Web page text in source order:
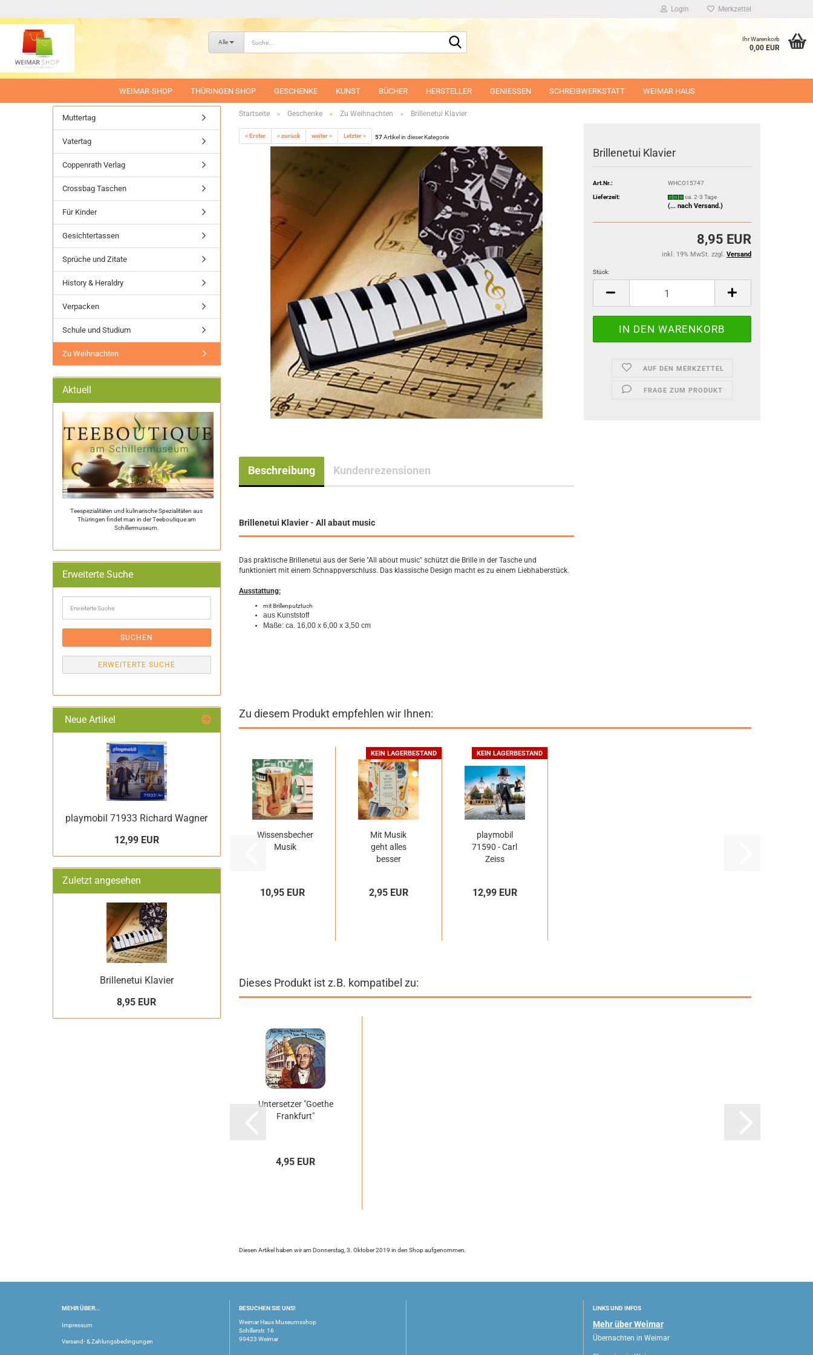
Login Merkzettel
Alle Ihr Warenkorb
0,00 EUR
WEIMAR-SHOP THÜRINGEN SHOP GESCHENKE KUNST BÜCHER HERSTELLER GENIESSEN SCHREIBWERKSTATT WEIMAR HAUS
Startseite » Geschenke » Zu Weihnachten » Brillenetui Klavier
« Erster « zurück weiter » Letzter » 57Artikel in dieser Kategorie
Brillenetui Klavier
Art.Nr.: WHCO15747
Lieferzeit: ca. 2-3 Tage
(... nach Versand.)
8,95 EUR
inkl. 19% MwSt. zzgl. Versand
Stück:
AUF DEN MERKZETTEL
FRAGE ZUM PRODUKT
Beschreibung Kundenrezensionen
Brillenetui Klavier - All abaut music
Das praktische Brillenetui aus der Serie "All about music" schützt die Brille in der Tasche und
funktioniert mit einem Schnappverschluss. Das klassische Design macht es zu einem Liebhaberstück.
Ausstattung:
mit Brillenputztuch
aus Kunststoff
Maße: ca. 16,00 x 6,00 x 3,50 cm
Zu diesem Produkt empfehlen wir Ihnen:
Wissensbecher
Musik
10,95 EUR
KEIN LAGERBESTAND
Mit Musik
geht alles
besser
2,95 EUR
KEIN LAGERBESTAND
playmobil
71590 - Carl
Zeiss
12,99 EUR
Dieses Produkt ist z.B. kompatibel zu:
Untersetzer "Goethe
Frankfurt"
4,95 EUR
Diesen Artikel haben wir am Donnerstag, 3. Oktober 2019 in den Shop aufgenommen.
Muttertag
Vatertag
Coppenrath Verlag
Crossbag Taschen
Für Kinder
Gesichtertassen
Sprüche und Zitate
History & Heraldry
Verpacken
Schule und Studium
Zu Weihnachten
Aktuell
Teespezialitäten und kulinarische Spezialitäten aus
Thüringen findet man in der Teeboutique am
Schillermuseum.
Erweiterte Suche
Suche
SUCHEN
ERWEITERTE SUCHE
Neue Artikel
playmobil 71933 Richard Wagner
12,99 EUR
Zuletzt angesehen
Brillenetui Klavier
8,95 EUR
MEHR ÜBER...
Impressum
Versand- & Zahlungsbedingungen
BESUCHEN SIE UNS!
Weimar Haus Museumsshop
Schillerstr. 16
99423 Weimar
LINKS UND INFOS
Mehr über Weimar
Übernachten in Weimar